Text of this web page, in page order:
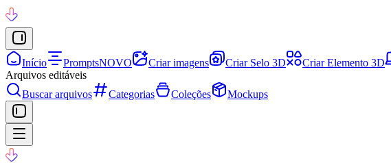
Início PromptsNOVO Criar imagens Criar Selo 3D Criar Elemento 3D
Arquivos editáveis
Buscar arquivos
Categorias Coleções Mockups